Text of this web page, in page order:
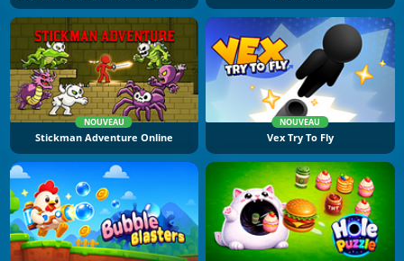
NOUVEAU
Stickman Adventure Online
NOUVEAU
Vex Try To Fly